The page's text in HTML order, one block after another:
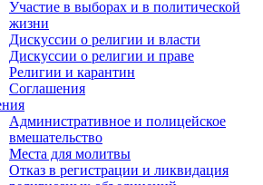
Участие в выборах и в политической
жизни
Дискуссии о религии и власти
Дискуссии о религии и праве
Религии и карантин
Соглашения
Административное и полицейское
вмешательство
Места для молитвы
Отказ в регистрации и ликвидация